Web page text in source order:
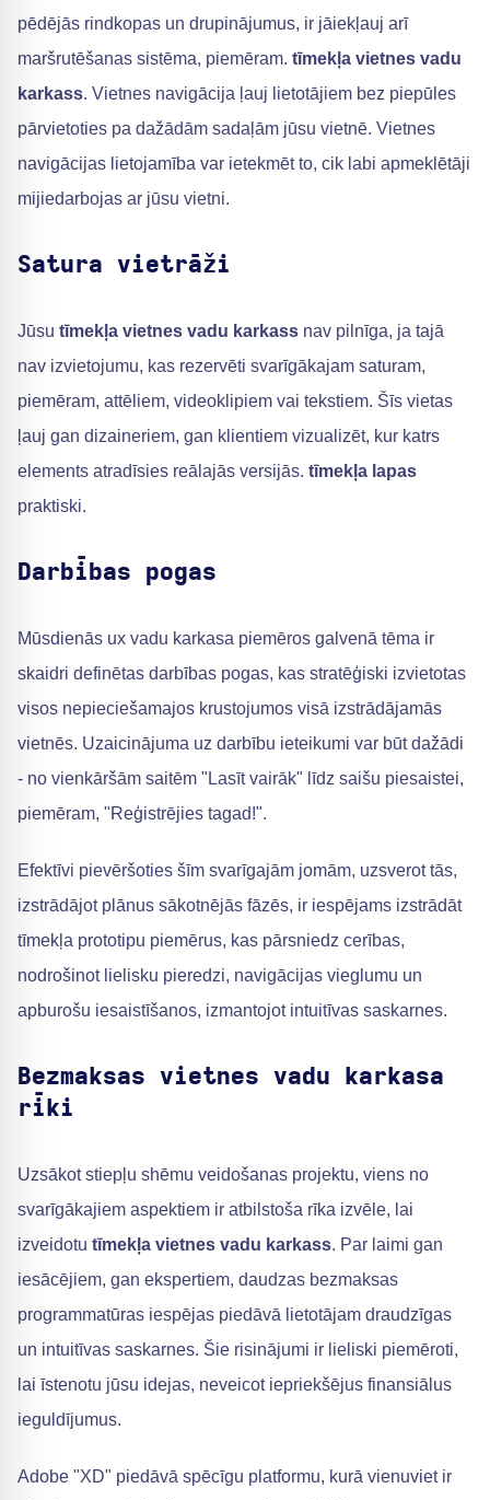
pēdējās rindkopas un drupinājumus, ir jāiekļauj arī
maršrutēšanas sistēma, piemēram. tīmekļa vietnes vadu
karkass. Vietnes navigācija ļauj lietotājiem bez piepūles
pārvietoties pa dažādām sadaļām jūsu vietnē. Vietnes
navigācijas lietojamība var ietekmēt to, cik labi apmeklētāji
mijiedarbojas ar jūsu vietni.
Satura vietrāži
Jūsu tīmekļa vietnes vadu karkass nav pilnīga, ja tajā
nav izvietojumu, kas rezervēti svarīgākajam saturam,
piemēram, attēliem, videoklipiem vai tekstiem. Šīs vietas
ļauj gan dizaineriem, gan klientiem vizualizēt, kur katrs
elements atradīsies reālajās versijās. tīmekļa lapas
praktiski.
Darbības pogas
Mūsdienās ux vadu karkasa piemēros galvenā tēma ir
skaidri definētas darbības pogas, kas stratēģiski izvietotas
visos nepieciešamajos krustojumos visā izstrādājamās
vietnēs. Uzaicinājuma uz darbību ieteikumi var būt dažādi
- no vienkāršām saitēm "Lasīt vairāk" līdz saišu piesaistei,
piemēram, "Reģistrējies tagad!".
Efektīvi pievēršoties šīm svarīgajām jomām, uzsverot tās,
izstrādājot plānus sākotnējās fāzēs, ir iespējams izstrādāt
tīmekļa prototipu piemērus, kas pārsniedz cerības,
nodrošinot lielisku pieredzi, navigācijas vieglumu un
apburošu iesaistīšanos, izmantojot intuitīvas saskarnes.
Bezmaksas vietnes vadu karkasa
rīki
Uzsākot stiepļu shēmu veidošanas projektu, viens no
svarīgākajiem aspektiem ir atbilstoša rīka izvēle, lai
izveidotu tīmekļa vietnes vadu karkass. Par laimi gan
iesācējiem, gan ekspertiem, daudzas bezmaksas
programmatūras iespējas piedāvā lietotājam draudzīgas
un intuitīvas saskarnes. Šie risinājumi ir lieliski piemēroti,
lai īstenotu jūsu idejas, neveicot iepriekšējus finansiālus
ieguldījumus.
Adobe "XD" piedāvā spēcīgu platformu, kurā vienuviet ir